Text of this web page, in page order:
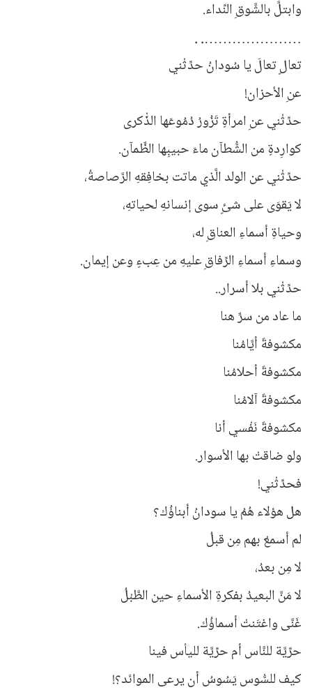
وابتلَّ بالشَّوقِ النِّداء.
…………………. .
تعالٍ تعالَ يا سُودانُ حدِّثْني
عنِ الأحزان!
حدِّثْني عنِ امرأةٍ تَزُورُ دُمُوعَها الذّْكرى
كوارِدةٍ من الشُّطآن ماءَ حبيبِها الظٍّمآن.
حدِّثْني عن الولد الَّذي ماتت بخافِقهِ الرَّصاصةُ،
لا يَقوَى على شئٍ سوى إنسانهِ لحياتهِ،
وحياةِ أسماءِ العناقِ له،
وسماءِ أسماءِ الرِّفاقِ عليهِ من عِبءٍ وعن إيمان.
حدِّثْني بلا أسرار..
ما عاد من سرٍّ هنا
مكشوفةٌ أيَّامُنا
مكشوفةٌ أحلامُنا
مكشوفةٌ آلامُنا
مكشوفةٌ نَفْسي أنا
ولو ضاقتْ بها الأسوار.
فحدِّثْني!
هل هؤلاء هُمُ يا سودانُ أبناؤُك؟
لم أسمعْ بهم مِن قبلُ
لا مِن بعدُ،
لا مَنَّ البعيدُ بفكرةِ الأسماءِ حين الطَّبْلُ
غَنَّى واغتَنتْ أسماؤُك.
حرِّيَّة للنَّاس أم حرِّيَّة لليأس فينا
كيف للسُّوس يَسُوسُ أن يرعى الموائد؟!